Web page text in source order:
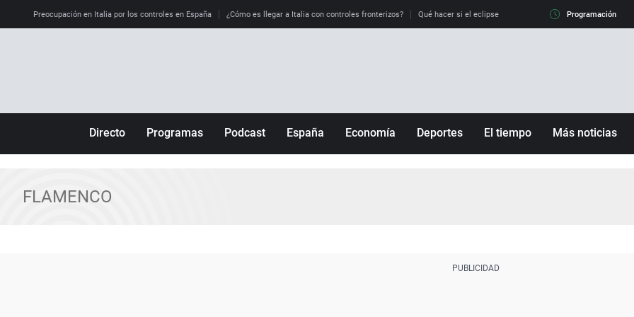
Preocupación en Italia por los controles en España ¿Cómo es llegar a Italia con controles fronterizos? Qué hacer si el eclipse me pilla conduciendo Qué tiempo
Programación
Directo Programas Podcast España Economía Deportes El tiempo Más noticias
FLAMENCO